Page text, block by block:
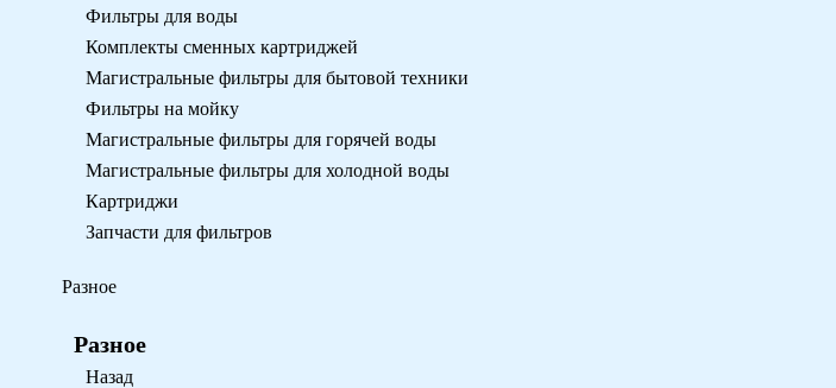
Фильтры для воды
Комплекты сменных картриджей
Магистральные фильтры для бытовой техники
Фильтры на мойку
Магистральные фильтры для горячей воды
Магистральные фильтры для холодной воды
Картриджи
Запчасти для фильтров
Разное
Разное
Назад